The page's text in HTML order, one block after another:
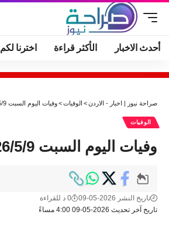
أحدث الاخبار الأكثر قراءة اخترنا لكم
صراحة نيوز | اخبار - الاردن> الوفيات>وفيات اليوم السبت 2026/5/9
الوفيات
وفيات اليوم السبت 2026/5/9
تاريخ آخر تحديث 2026-05-09 4:00 مساءً
تاريخ النشر 2026-05-09 0 د للقراءة